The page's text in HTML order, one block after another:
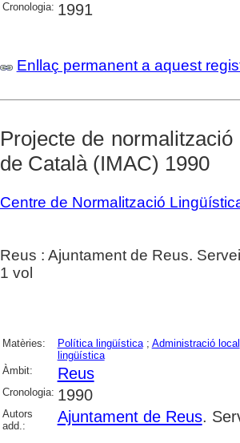
Cronologia: 1991
Enllaç permanent a aquest
Projecte de
de Català (IMAC) 1990
Centre de Normalització
Reus : Ajuntament de Reus.
1 vol
Matèries: Política lingüística; Administració local
lingüística
Àmbit:
Reus
Cronologia: 1990
Autors
add.:
Ajuntament de Reus.